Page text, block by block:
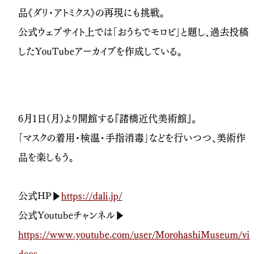
品《ダリ・アトミクス》の再現にも挑戦。
公式ウェブサイト上では「おうちでモロビ」と題し、過去投稿
したYouTubeアーカイブを作成している。
6月1日（月）より開館する『諸橋近代美術館』。
「マスクの着用・検温・手指消毒」などを行いつつ、美術作
品を楽しもう。
公式HP▶https://dali.jp/
公式Youtubeチャンネル▶
https://www.youtube.com/user/MorohashiMuseum/vi